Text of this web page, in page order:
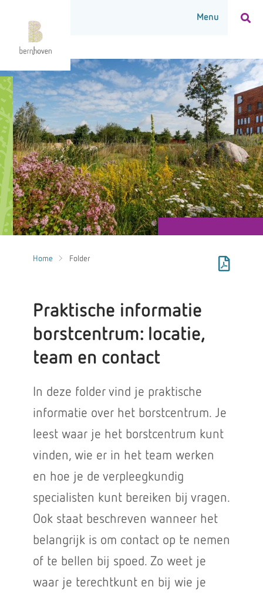
Home Folder
Praktische informatie
borstcentrum: locatie,
team en contact
In deze folder vind je praktische
informatie over het borstcentrum. Je
leest waar je het borstcentrum kunt
vinden, wie er in het team werken
en hoe je de verpleegkundig
specialisten kunt bereiken bij vragen.
Ook staat beschreven wanneer het
belangrijk is om contact op te nemen
of te bellen bij spoed. Zo weet je
waar je terechtkunt en bij wie je